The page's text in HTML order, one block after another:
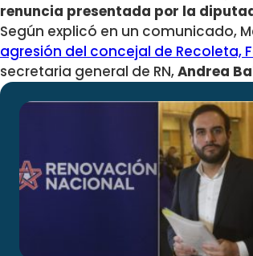
renuncia presentada por la
Según explicó en un comunicado,
agresión del concejal de Recoleta,
secretaria general de RN,Andrea